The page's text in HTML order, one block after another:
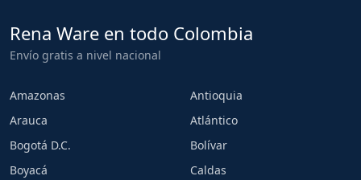
Rena Ware en todo Colombia
Envío gratis a nivel nacional
Amazonas
Antioquia
Arauca
Atlántico
Bogotá D.C.
Bolívar
Boyacá
Caldas